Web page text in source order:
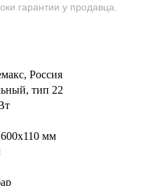
гарантии у продавца.
Россия
тип 22
мм